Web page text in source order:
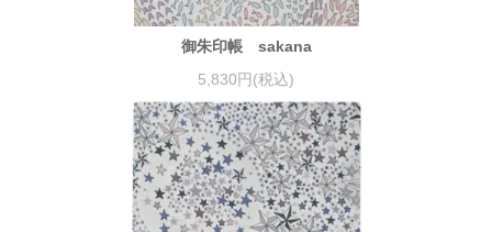
御朱印帳 sakana
5,830円(税込)